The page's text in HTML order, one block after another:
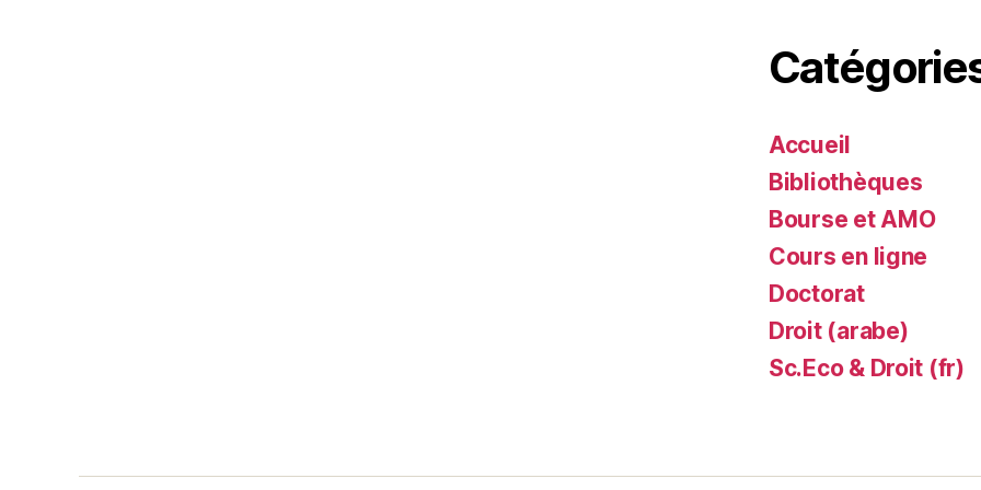
Accueil
Bibliothèques
Bourse et AMO
Cours en ligne
Doctorat
Droit (arabe)
Sc.Eco & Droit (fr)